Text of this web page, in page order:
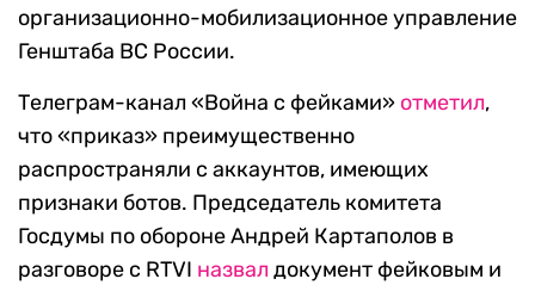
организационно-мобилизационное управление
Генштаба ВС России.
Телеграм-канал «Война с фейками» отметил,
что «приказ» преимущественно
распространяли с аккаунтов, имеющих
признаки ботов. Председатель комитета
Госдумы по обороне Андрей Картаполов в
разговоре с RTVI назвал документ фейковым и